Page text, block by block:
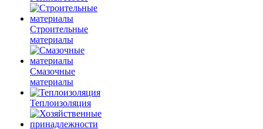
Строительные
материалы
Смазочные
материалы
Теплоизоляция